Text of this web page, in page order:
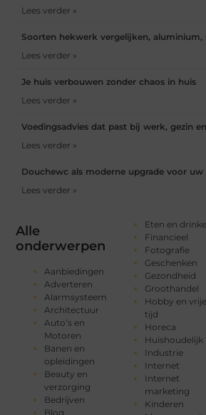
Alle
onderwerpen
Aanbiedingen
Adverteren
Alarmsysteem
Architectuur
Auto’s en
Motoren
Banen en
opleidingen
Beauty en
verzorging
Bedrijven
Blog
Eten en
Financieel
Fotografie
Geschenken
Gezondheid
Groothandel
Hobby en vrije
tijd
Horeca
Huishoudelijk
Industrie
Internet
Internet
marketing
Kinderen
Lees verder »
Soorten hekwerk vergelijken, aluminium,
Lees verder »
Je huis verbouwen zonder chaos in huis
Lees verder »
Voedingsadvies dat past bij werk, gezin
Lees verder »
Douchewc als moderne upgrade voor
Lees verder »